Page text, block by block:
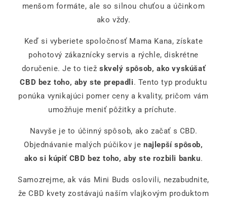
menšom formáte, ale so silnou chuťou a účinkom
ako vždy.
Keď si vyberiete spoločnosť Mama Kana, získate
pohotový zákaznícky servis a rýchle, diskrétne
doručenie. Je to tiež skvelý spôsob, ako vyskúšať
CBD bez toho, aby ste prepadli. Tento typ produktu
ponúka vynikajúci pomer ceny a kvality, pričom vám
umožňuje meniť pôžitky a príchute.
Navyše je to účinný spôsob, ako začať s CBD.
Objednávanie malých púčikov je najlepší spôsob,
ako si kúpiť CBD bez toho, aby ste rozbili banku.
Samozrejme, ak vás Mini Buds oslovili, nezabudnite,
že CBD kvety zostávajú naším vlajkovým produktom